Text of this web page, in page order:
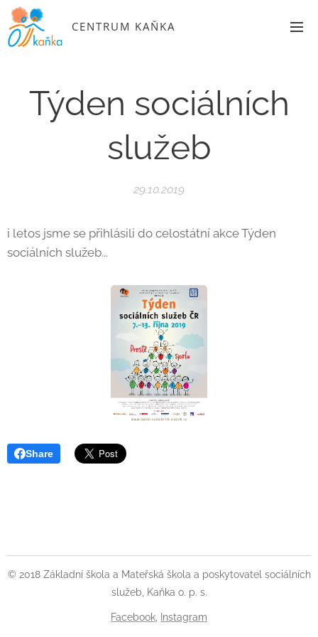
CENTRUM KAŇKA
Týden sociálních
služeb
29.10.2019
i letos jsme se přihlásili do celostátní akce Týden
sociálních služeb...
Share
© 2018 Základní škola a Mateřská škola a poskytovatel sociálních
služeb, Kaňka o. p. s.
Facebook Instagram